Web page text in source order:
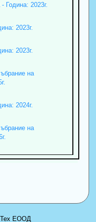
Година: 2023г.
2023г.
2023г.
на
2024г.
на
Тех ЕООД